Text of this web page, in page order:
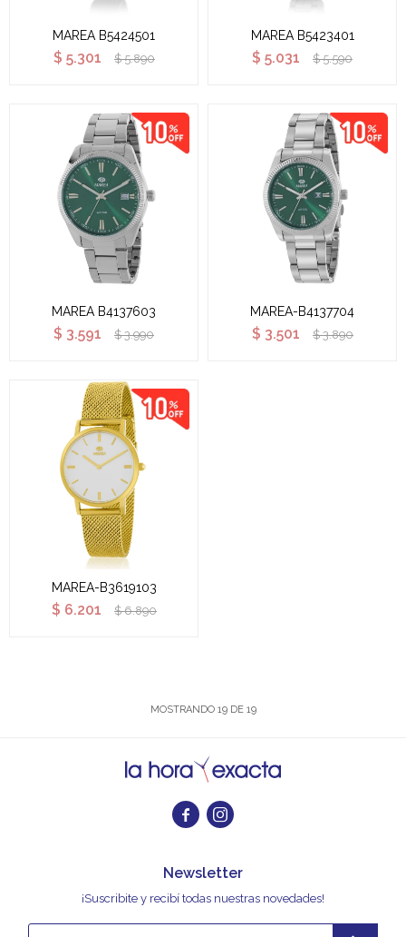
MAREA B5424501
$ 5.301 $ 5.890
MAREA B5423401
$ 5.031 $ 5.590
MAREA B4137603
$ 3.591 $ 3.990
MAREA-B4137704
$ 3.501 $ 3.890
MAREA-B3619103
$ 6.201 $ 6.890
MOSTRANDO 19DE 19
 
Newsletter
¡Suscribite y recibí todas nuestras novedades!